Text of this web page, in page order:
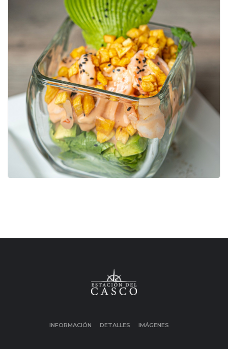
INFORMACIÓN DETALLES IMÁGENES